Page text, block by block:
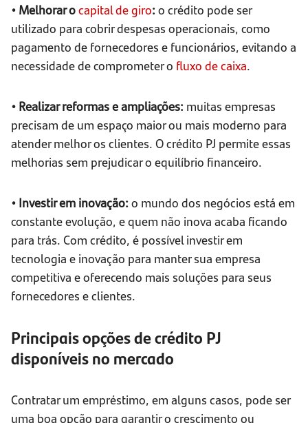
• Melhorar ocapital de giro: o crédito pode ser
utilizado para cobrir despesas operacionais, como
pagamento de fornecedores e funcionários, evitando a
necessidade de comprometer o fluxo de caixa.
• Realizar reformas e ampliações: muitas empresas
precisam de um espaço maior ou mais moderno para
atender melhor os clientes. O crédito PJ permite essas
melhorias sem prejudicar o equilíbrio financeiro.
• Investir em inovação: o mundo dos negócios está em
constante evolução, e quem não inova acaba ficando
para trás. Com crédito, é possível investir em
tecnologia e inovação para manter sua empresa
competitiva e oferecendo mais soluções para seus
fornecedores e clientes.
Principais opções de crédito PJ
disponíveis no mercado
Contratar um empréstimo, em alguns casos, pode ser
uma boa opção para garantir o crescimento ou